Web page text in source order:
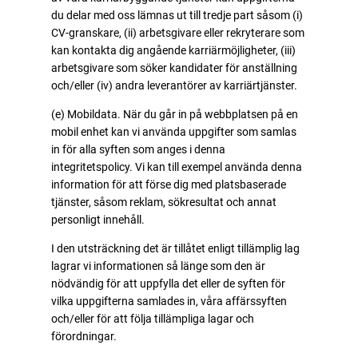
du delar med oss lämnas ut till tredje part såsom (i)
CV-granskare, (ii) arbetsgivare eller rekryterare som
kan kontakta dig angående karriärmöjligheter, (iii)
arbetsgivare som söker kandidater för anställning
och/eller (iv) andra leverantörer av karriärtjänster.
(e) Mobildata. När du går in på webbplatsen på en
mobil enhet kan vi använda uppgifter som samlas
in för alla syften som anges i denna
integritetspolicy. Vi kan till exempel använda denna
information för att förse dig med platsbaserade
tjänster, såsom reklam, sökresultat och annat
personligt innehåll.
I den utsträckning det är tillåtet enligt tillämplig lag
lagrar vi informationen så länge som den är
nödvändig för att uppfylla det eller de syften för
vilka uppgifterna samlades in, våra affärssyften
och/eller för att följa tillämpliga lagar och
förordningar.